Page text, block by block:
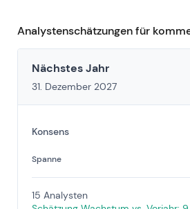
Analystenschätzungen für
Nächstes Jahr
31. Dezember 2027
Konsens
Spanne
15 Analysten